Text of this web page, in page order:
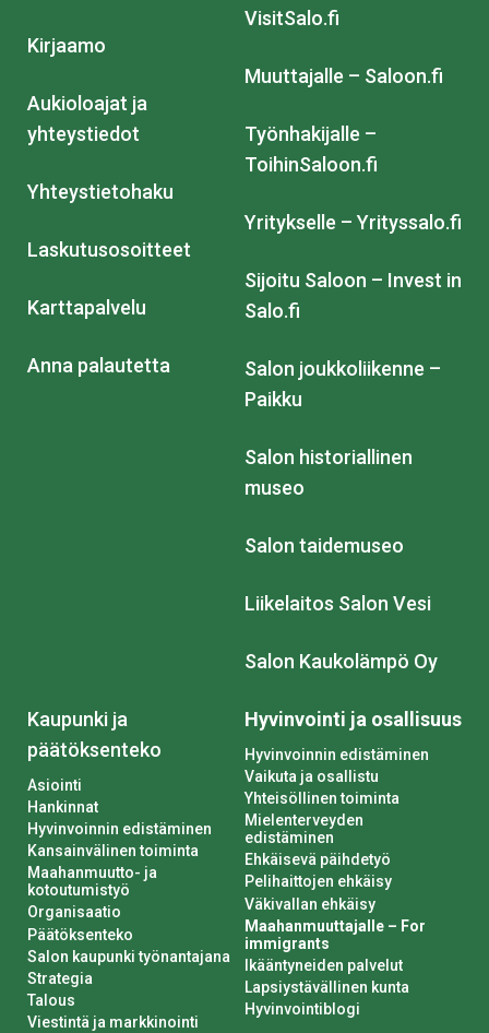
Kirjaamo
Aukioloajat ja
yhteystiedot
Yhteystietohaku
Laskutusosoitteet
Karttapalvelu
Anna palautetta
VisitSalo.fi
Muuttajalle – Saloon.fi
Työnhakijalle –
ToihinSaloon.fi
Yritykselle – Yrityssalo.fi
Sijoitu Saloon – Invest in
Salo.fi
Salon joukkoliikenne –
Paikku
Salon historiallinen
museo
Salon taidemuseo
Liikelaitos Salon Vesi
Salon Kaukolämpö Oy
Kaupunki ja
päätöksenteko
Asiointi
Hankinnat
Hyvinvoinnin edistäminen
Kansainvälinen toiminta
Maahanmuutto- ja
kotoutumistyö
Organisaatio
Päätöksenteko
Salon kaupunki työnantajana
Strategia
Talous
Viestintä ja markkinointi
Hyvinvointi ja osallisuus
Hyvinvoinnin edistäminen
Vaikuta ja osallistu
Yhteisöllinen toiminta
Mielenterveyden
edistäminen
Ehkäisevä päihdetyö
Pelihaittojen ehkäisy
Väkivallan ehkäisy
Maahanmuuttajalle – For
immigrants
Ikääntyneiden palvelut
Lapsiystävällinen kunta
Hyvinvointiblogi